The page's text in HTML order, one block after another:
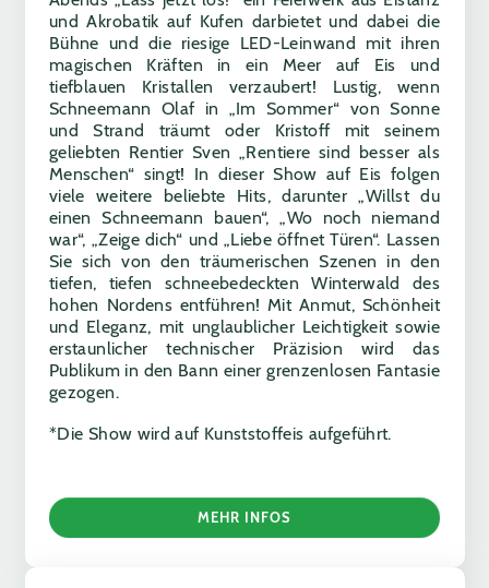
und Akrobatik auf Kufen darbietet und dabei die
Bühne und die riesige LED-Leinwand mit ihren
magischen Kräften in ein Meer auf Eis und
tiefblauen Kristallen verzaubert! Lustig, wenn
Schneemann Olaf in „Im Sommer“ von Sonne
und Strand träumt oder Kristoff mit seinem
geliebten Rentier Sven „Rentiere sind besser als
Menschen“ singt! In dieser Show auf Eis folgen
viele weitere beliebte Hits, darunter „Willst du
einen Schneemann bauen“, „Wo noch niemand
war“, „Zeige dich“ und „Liebe öffnet Türen“. Lassen
Sie sich von den träumerischen Szenen in den
tiefen, tiefen schneebedeckten Winterwald des
hohen Nordens entführen! Mit Anmut, Schönheit
und Eleganz, mit unglaublicher Leichtigkeit sowie
erstaunlicher technischer Präzision wird das
Publikum in den Bann einer grenzenlosen Fantasie
gezogen.
*Die Show wird auf Kunststoffeis aufgeführt.
MEHR INFOS